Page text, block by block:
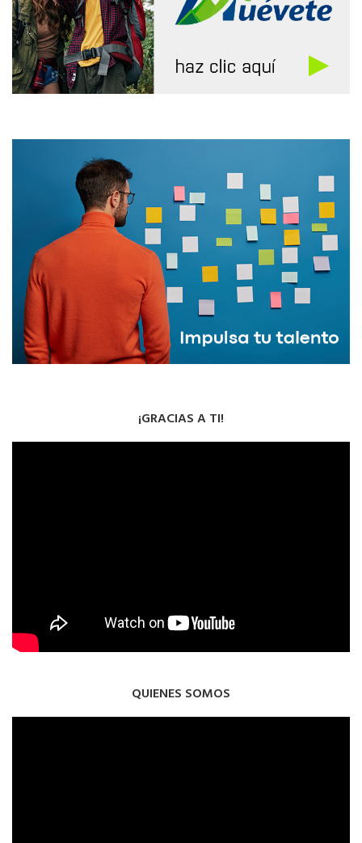
¡GRACIAS A TI!
QUIENES SOMOS